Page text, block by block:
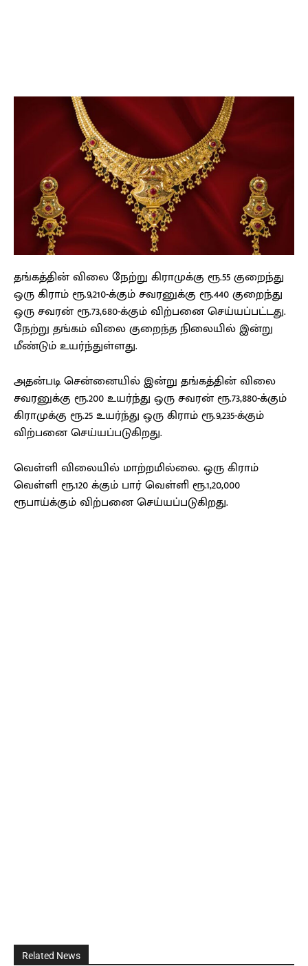
தங்கத்தின் விலை நேற்று கிராமுக்கு ரூ.55 குறைந்து
ஒரு கிராம் ரூ.9,210-க்கும் சவரனுக்கு ரூ.440 குறைந்து
ஒரு சவரன் ரூ.73,680-க்கும் விற்பனை செய்யப்பட்டது.
நேற்று தங்கம் விலை குறைந்த நிலையில் இன்று
மீண்டும் உயர்ந்துள்ளது.
அதன்படி சென்னையில் இன்று தங்கத்தின் விலை
சவரனுக்கு ரூ.200 உயர்ந்து ஒரு சவரன் ரூ.73,880-க்கும்
கிராமுக்கு ரூ.25 உயர்ந்து ஒரு கிராம் ரூ.9,235-க்கும்
விற்பனை செய்யப்படுகிறது.
வெள்ளி விலையில் மாற்றமில்லை. ஒரு கிராம்
வெள்ளி ரூ.120 க்கும் பார் வெள்ளி ரூ.1,20,000
ரூபாய்க்கும் விற்பனை செய்யப்படுகிறது.
Related News